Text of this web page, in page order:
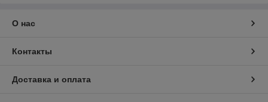
О нас
Контакты
Доставка и оплата